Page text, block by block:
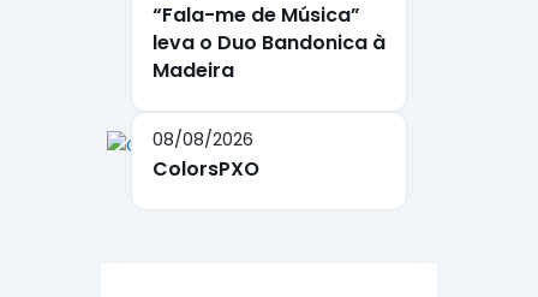
“Fala-me de Música”
leva o Duo Bandonica à
Madeira
08/08/2026
ColorsPXO